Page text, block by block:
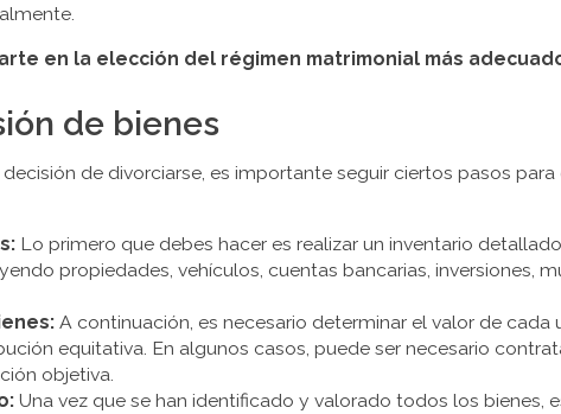
en la elección del régimen matrimonial más
de bienes
de divorciarse, es importante seguir ciertos pasos para
Lo primero que debes hacer es realizar un inventario
propiedades, vehículos, cuentas bancarias, inversiones,
A continuación, es necesario determinar el valor de cada
equitativa. En algunos casos, puede ser necesario
objetiva.
Una vez que se han identificado y valorado todos los bienes,